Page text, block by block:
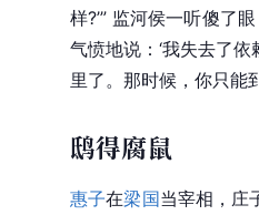
样?’” 监河侯一听傻了
气愤地说：‘我失去了
里了。那时候，你只能
鸱得腐鼠
惠子在梁国当宰相，庄